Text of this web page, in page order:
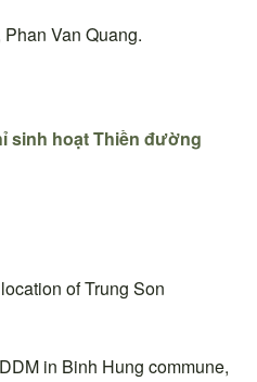
Van Quang.
sinh hoạt Thiền đường
of Trung Son
in Binh Hung commune,